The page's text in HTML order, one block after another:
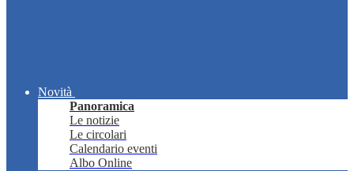
Novità
Panoramica
Le notizie
Le circolari
Calendario eventi
Albo Online